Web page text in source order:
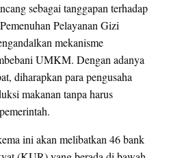
sebagai tanggapan terhadap
Pelayanan Gizi
mekanisme
UMKM. Dengan adanya
diharapkan para pengusaha
makanan tanpa harus
ini akan melibatkan 46 bank